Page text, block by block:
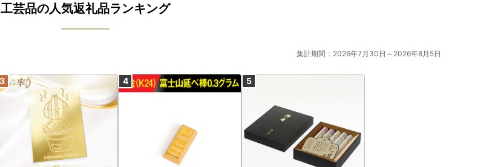
工芸品の人気返礼品ランキング
集計期間：2026年7月30日～2026年8月5日